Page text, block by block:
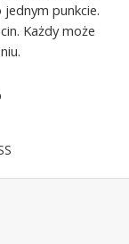
punkcie.
Każdy może